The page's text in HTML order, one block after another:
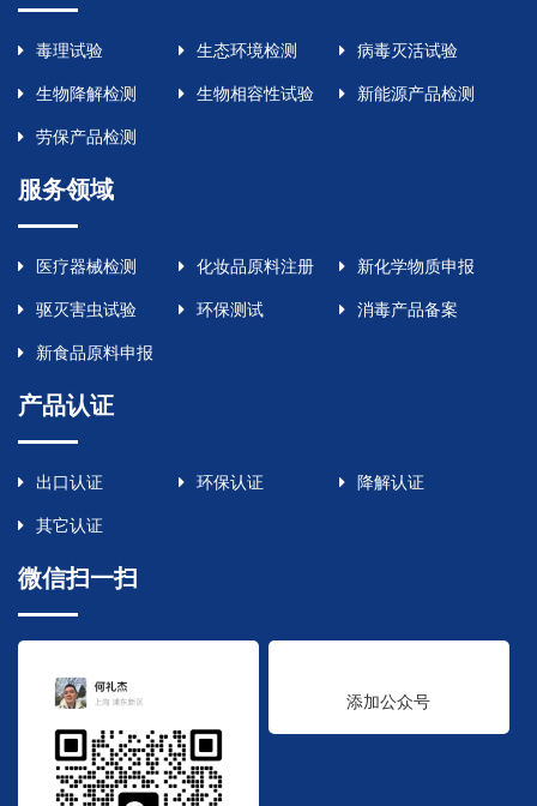
毒理试验 生态环境检测 病毒灭活试验
生物降解检测 生物相容性试验 新能源产品检测
劳保产品检测
服务领域
医疗器械检测 化妆品原料注册 新化学物质申报
驱灭害虫试验 环保测试 消毒产品备案
新食品原料申报
产品认证
出口认证 环保认证 降解认证
其它认证
微信扫一扫
添加公众号